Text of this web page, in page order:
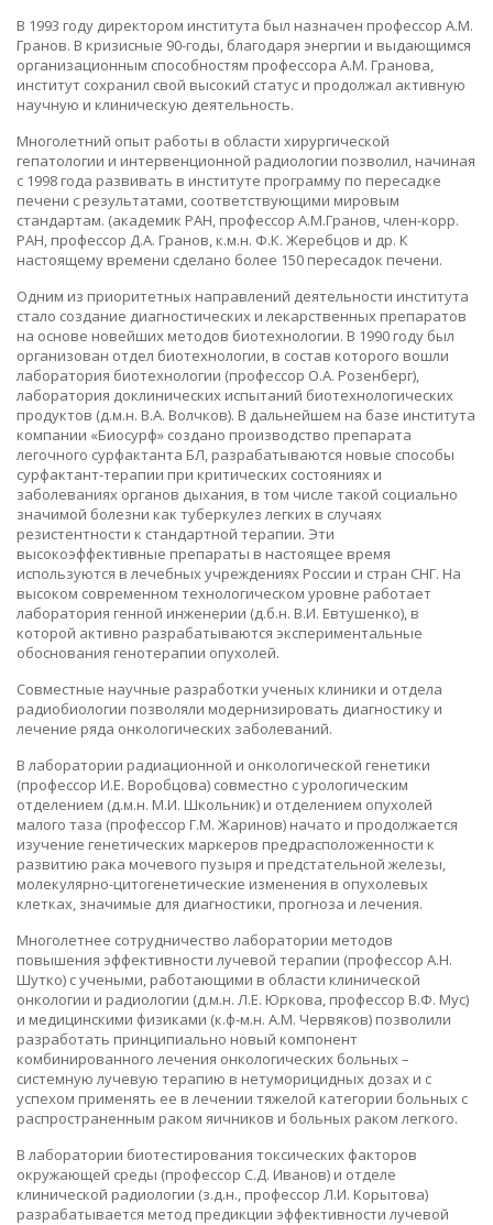
В 1993 году директором института был назначен профессор А.М.
Гранов. В кризисные 90-годы, благодаря энергии и выдающимся
организационным способностям профессора А.М. Гранова,
институт сохранил свой высокий статус и продолжал активную
научную и клиническую деятельность.
Многолетний опыт работы в области хирургической
гепатологии и интервенционной радиологии позволил, начиная
с 1998 года развивать в институте программу по пересадке
печени с результатами, соответствующими мировым
стандартам. (академик РАН, профессор А.М.Гранов, член-корр.
РАН, профессор Д.А. Гранов, к.м.н. Ф.К. Жеребцов и др. К
настоящему времени сделано более 150 пересадок печени.
Одним из приоритетных направлений деятельности института
стало создание диагностических и лекарственных препаратов
на основе новейших методов биотехнологии. В 1990 году был
организован отдел биотехнологии, в состав которого вошли
лаборатория биотехнологии (профессор О.А. Розенберг),
лаборатория доклинических испытаний биотехнологических
продуктов (д.м.н. В.А. Волчков). В дальнейшем на базе института
компании «Биосурф» создано производство препарата
легочного сурфактанта БЛ, разрабатываются новые способы
сурфактант-терапии при критических состояниях и
заболеваниях органов дыхания, в том числе такой социально
значимой болезни как туберкулез легких в случаях
резистентности к стандартной терапии. Эти
высокоэффективные препараты в настоящее время
используются в лечебных учреждениях России и стран СНГ. На
высоком современном технологическом уровне работает
лаборатория генной инженерии (д.б.н. В.И. Евтушенко), в
которой активно разрабатываются экспериментальные
обоснования генотерапии опухолей.
Совместные научные разработки ученых клиники и отдела
радиобиологии позволяли модернизировать диагностику и
лечение ряда онкологических заболеваний.
В лаборатории радиационной и онкологической генетики
(профессор И.Е. Воробцова) совместно с урологическим
отделением (д.м.н. М.И. Школьник) и отделением опухолей
малого таза (профессор Г.М. Жаринов) начато и продолжается
изучение генетических маркеров предрасположенности к
развитию рака мочевого пузыря и предстательной железы,
молекулярно-цитогенетические изменения в опухолевых
клетках, значимые для диагностики, прогноза и лечения.
Многолетнее сотрудничество лаборатории методов
повышения эффективности лучевой терапии (профессор А.Н.
Шутко) с учеными, работающими в области клинической
онкологии и радиологии (д.м.н. Л.Е. Юркова, профессор В.Ф. Мус)
и медицинскими физиками (к.ф-м.н. А.М. Червяков) позволили
разработать принципиально новый компонент
комбинированного лечения онкологических больных –
системную лучевую терапию в нетуморицидных дозах и с
успехом применять ее в лечении тяжелой категории больных с
распространенным раком яичников и больных раком легкого.
В лаборатории биотестирования токсических факторов
окружающей среды (профессор С.Д. Иванов) и отделе
клинической радиологии (з.д.н., профессор Л.И. Корытова)
разрабатывается метод предикции эффективности лучевой